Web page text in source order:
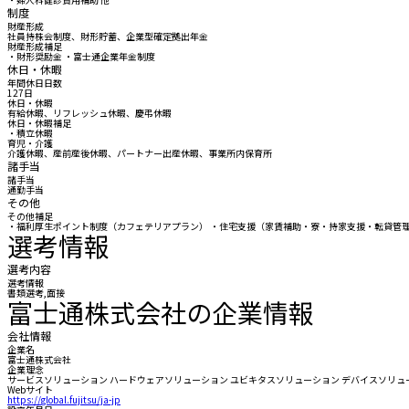
制度
財産形成
社員持株会制度、財形貯蓄、企業型確定拠出年金
財産形成補足
・財形奨励金 ・富士通企業年金制度
休日・休暇
年間休日日数
127日
休日・休暇
有給休暇、リフレッシュ休暇、慶弔休暇
休日・休暇補足
・積立休暇
育児・介護
介護休暇、産前産後休暇、パートナー出産休暇、事業所内保育所
諸手当
諸手当
通勤手当
その他
その他補足
・福利厚生ポイント制度（カフェテリアプラン） ・住宅支援（家賃補助・寮・持家支援・転貸
選考情報
選考内容
選考情報
書類選考,面接
富士通株式会社の企業情報
会社情報
企業名
富士通株式会社
企業理念
サービスソリューション ハードウェアソリューション ユビキタスソリューション デバイスソリュ
Webサイト
https://global.fujitsu/ja-jp